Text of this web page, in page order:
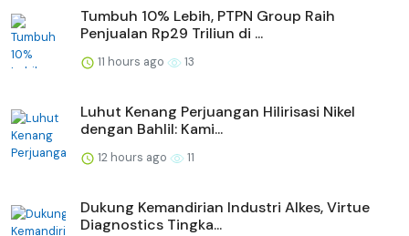
Tumbuh 10% Lebih, PTPN Group Raih
Penjualan Rp29 Triliun di ...
11 hours ago 13
Luhut Kenang Perjuangan Hilirisasi Nikel
dengan Bahlil: Kami...
12 hours ago 11
Dukung Kemandirian Industri Alkes, Virtue
Diagnostics Tingka...